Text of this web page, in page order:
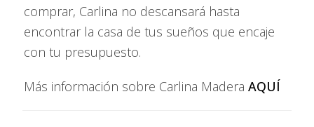
Accesibilidad para personas mayores o con
discapacidad
La automatización también abre nuevas posibilidades de
remotos permiten a personas con movilidad reducida o
comprar, Carlina no descansará hasta
encontrar la casa de tus sueños que encaje
con tu presupuesto.
Más información sobre Carlina Madera AQUÍ